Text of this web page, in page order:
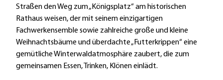
Straßen den Weg zum „Königsplatz“ am historischen
Rathaus weisen, der mit seinem einzigartigen
Fachwerkensemble sowie zahlreiche große und kleine
Weihnachtsbäume und überdachte „Futterkrippen“ eine
gemütliche Winterwaldatmosphäre zaubert, die zum
gemeinsamen Essen, Trinken, Klönen einlädt.